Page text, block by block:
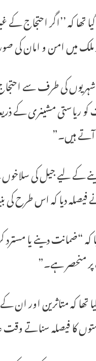
تھا کہ ’’اگر
ملک میں امن و امان کی
کی طرف سے
ریاستی مشینری کے
ہیں۔”
کے لیے جیل کی
فیصلہ دیا کہ اس طرح کی
کہ “ضمانت دینے یا
منحصر ہے۔”
تھا کہ متاثرین اور
کا فیصلہ سناتے وقت